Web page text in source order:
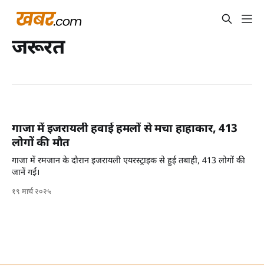
जरूरत
गाजा में इजरायली हवाई हमलों से मचा हाहाकार, 413
लोगों की मौत
गाजा में रमजान के दौरान इजरायली एयरस्ट्राइक से हुई तबाही, 413 लोगों की
जानें गईं।
१९ मार्च २०२५